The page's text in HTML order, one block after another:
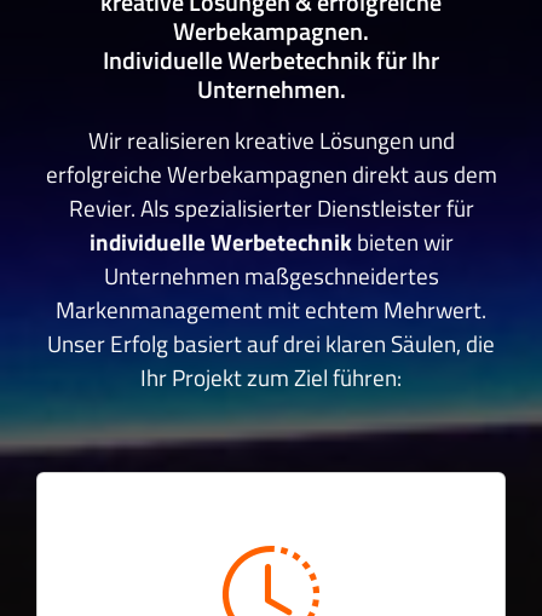
Werbekampagnen.
Individuelle Werbetechnik für Ihr
Unternehmen.
Wir realisieren kreative Lösungen und
erfolgreiche Werbekampagnen direkt aus dem
Revier. Als spezialisierter Dienstleister für
individuelle Werbetechnikbieten wir
Unternehmen maßgeschneidertes
Markenmanagement mit echtem Mehrwert.
Unser Erfolg basiert auf drei klaren Säulen, die
Ihr Projekt zum Ziel führen: